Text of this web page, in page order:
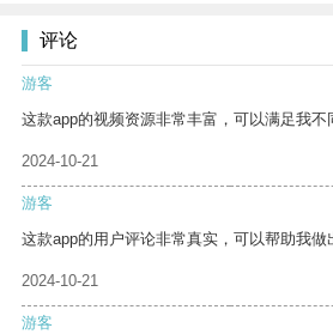
评论
游客
这款app的视频资源非常丰富，可以满足我不
2024-10-21
游客
这款app的用户评论非常真实，可以帮助我做
2024-10-21
游客